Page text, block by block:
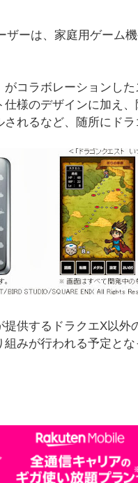
ザーは、家庭用ゲーム
コラボレーションし
様のデザインに加え
れるなど、随所にド
供するドラクエX以外
みが行われる予定とな